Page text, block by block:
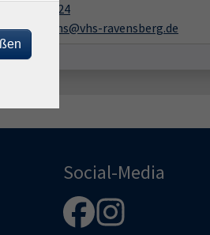
05201 8109-24
ravensberg.de
Social-Media